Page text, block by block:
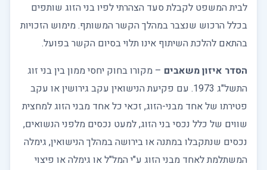
לבית המשפט לקבלת סעד הצהרתי לפיו בני הזוג שותפים
בכלל הרכוש שנצבר במהלך הקשר המשותף. מימוש הזכויות
בהתאם להלכת השיתוף אינו תלוי בסיום הקשר בפועל.
הסדר איזון משאבים – מקורו בחוק יחסי ממון בין בני זוג
התשל"ג 1973. עם פקיעת הנישואין עקב גירושין או עקב
פטירתו של אחד מבני-הזוג, זכאי כל אחד מבני הזוג למחצית
שווים של כלל נכסי בני הזוג, למעט נכסים מלפני הנשואים,
נכסים שנתקבלו במתנה או בירושה במהלך הנישואין, גימלה
המשתלמת לאחד מבני הזוג ע"י המל"ל או גימלה או פיצוי